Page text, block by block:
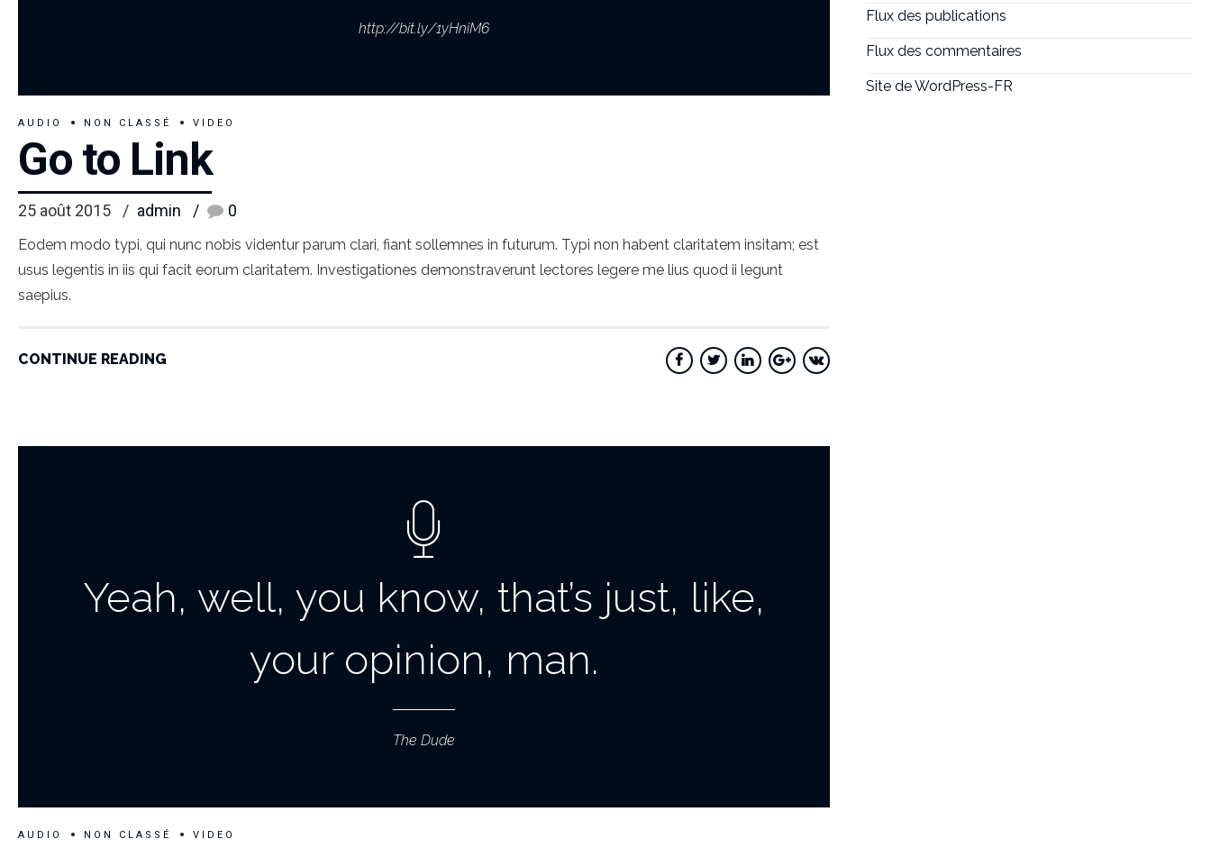
http://bit.ly/1yHniM6
AUDIO NON CLASSÉ VIDEO
Go to Link
25 août 2015 admin 0
Eodem modo typi, qui nunc nobis videntur parum clari, fiant sollemnes in futurum. Typi non habent claritatem insitam; est
usus legentis in iis qui facit eorum claritatem. Investigationes demonstraverunt lectores legere me lius quod ii legunt
saepius.
CONTINUE READING
Yeah, well, you know, that’s just, like,
your opinion, man.
The Dude
AUDIO NON CLASSÉ VIDEO
Flux des publications
Flux des commentaires
Site de WordPress-FR